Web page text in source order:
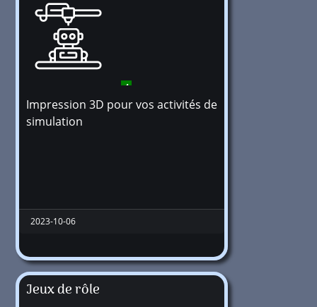
4
Impression 3D pour vos activités de
simulation
2023-10-06
Jeux de rôle